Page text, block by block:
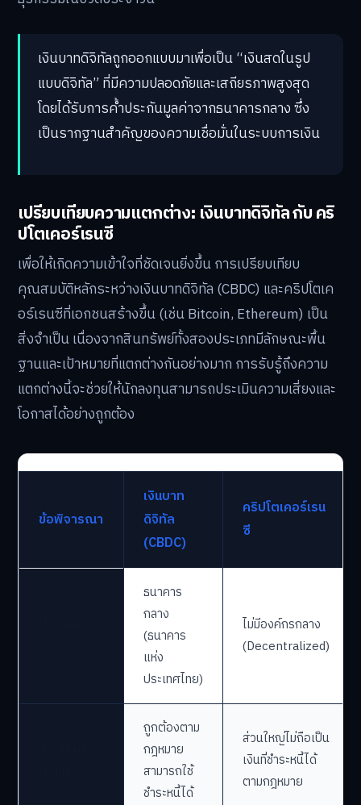
เงินบาทดิจิทัลถูกออกแบบมาเพื่อเป็น “เงินสดในรูป
แบบดิจิทัล” ที่มีความปลอดภัยและเสถียรภาพสูงสุด
โดยได้รับการค้ำประกันมูลค่าจากธนาคารกลาง ซึ่ง
เป็นรากฐานสำคัญของความเชื่อมั่นในระบบการเงิน
เปรียบเทียบความแตกต่าง: เงินบาทดิจิทัล กับ คริ
ปโตเคอร์เรนซี
เพื่อให้เกิดความเข้าใจที่ชัดเจนยิ่งขึ้น การเปรียบเทียบ
คุณสมบัติหลักระหว่างเงินบาทดิจิทัล (CBDC) และคริปโตเค
อร์เรนซีที่เอกชนสร้างขึ้น (เช่น Bitcoin, Ethereum) เป็น
สิ่งจำเป็น เนื่องจากสินทรัพย์ทั้งสองประเภทมีลักษณะพื้น
ฐานและเป้าหมายที่แตกต่างกันอย่างมาก การรับรู้ถึงความ
แตกต่างนี้จะช่วยให้นักลงทุนสามารถประเมินความเสี่ยงและ
โอกาสได้อย่างถูกต้อง
ข้อพิจารณา
เงินบาท
ดิจิทัล
(CBDC)
คริปโตเคอร์เรน
ซี
ธนาคาร
กลาง
(ธนาคาร
แห่ง
ประเทศไทย)
ไม่มีองค์กรกลาง
(Decentralized)
ถูกต้องตาม
กฎหมาย
สามารถใช้
ชำระหนี้ได้
ส่วนใหญ่ไม่ถือเป็น
เงินที่ชำระหนี้ได้
ตามกฎหมาย